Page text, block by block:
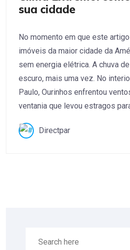
sua cidade
No momento em que este
imóveis da maior cidade da
sem energia elétrica. A chuva
escuro, mais uma vez. No
Paulo, Ourinhos enfrentou
ventania que levou estragos
Directpar